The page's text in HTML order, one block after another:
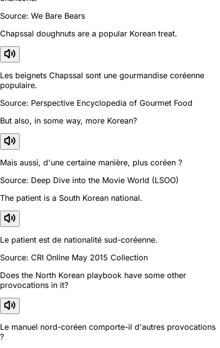
Source: We Bare Bears
Chapssal doughnuts are a popular Korean treat.
Les beignets Chapssal sont une gourmandise coréenne
populaire.
Source: Perspective Encyclopedia of Gourmet Food
But also, in some way, more Korean?
Mais aussi, d'une certaine manière, plus coréen ?
Source: Deep Dive into the Movie World (LSOO)
The patient is a South Korean national.
Le patient est de nationalité sud-coréenne.
Source: CRI Online May 2015 Collection
Does the North Korean playbook have some other
provocations in it?
Le manuel nord-coréen comporte-il d'autres provocations
?